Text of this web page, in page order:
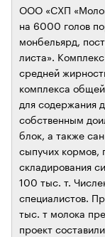
ООО «СХП
на 6000 голов
монбельярд,
листа».
средней
комплекса
для содержания
собственным
блок, а также
сыпучих кормов,
складирования
100 тыс. т.
специалистов.
тыс. т молока
проект